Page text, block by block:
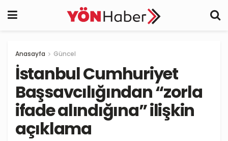
Anasayfa Güncel
İstanbul Cumhuriyet
Başsavcılığından “zorla
ifade alındığına” ilişkin
açıklama